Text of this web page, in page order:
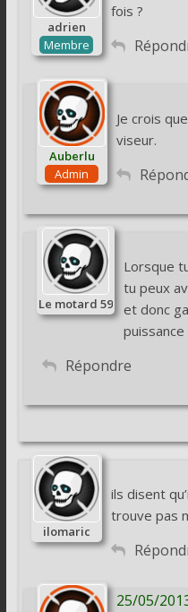
adrien
Membre
fois ?
Auberlu
Admin
Je crois
viseur.
Le motard 59
Lorsque
tu peux
et donc
puissance
Répondre
ilomaric
ils disent
trouve pas
25/05/